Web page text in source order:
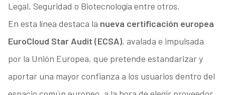
Legal, Seguridad o Biotecnología entre otros.
En esta línea destaca la nueva certificación europea
EuroCloud Star Audit (ECSA), avalada e impulsada
por la Unión Europea, que pretende estandarizar y
aportar una mayor confianza a los usuarios dentro del